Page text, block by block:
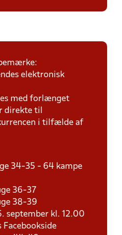
elektronisk
med forlænget
direkte til
i tilfælde af
34-35 - 64 kampe
36-37
38-39
september kl. 12.00